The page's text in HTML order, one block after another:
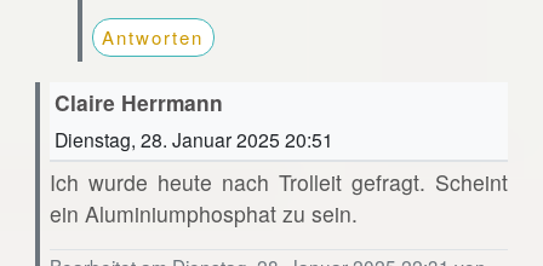
Antworten
Claire Herrmann
Dienstag, 28. Januar 2025 20:51
Ich wurde heute nach Trolleit gefragt. Scheint
ein Aluminiumphosphat zu sein.